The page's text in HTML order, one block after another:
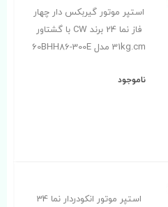
استپر موتور گیربکس دار چهار
فاز نما 24 برند CW با گشتاور
31kg.cm مدل 60BHH86-300E
ناموجود
استپر موتور انکودردار نما 34